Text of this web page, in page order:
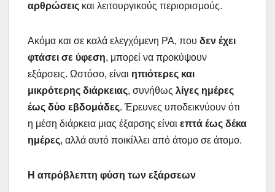
αρθρώσεις και λειτουργικούς περιορισμούς.
Ακόμα και σε καλά ελεγχόμενη ΡΑ, που δεν έχει
φτάσει σε ύφεση, μπορεί να προκύψουν
εξάρσεις. Ωστόσο, είναι ηπιότερες και
μικρότερης διάρκειας, συνήθως λίγες ημέρες
έως δύο εβδομάδες. Έρευνες υποδεικνύουν ότι
η μέση διάρκεια μιας έξαρσης είναι επτά έως δέκα
ημέρες, αλλά αυτό ποικίλλει από άτομο σε άτομο.
Η απρόβλεπτη φύση των εξάρσεων